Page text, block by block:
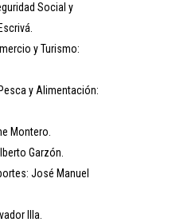
Social y
y Turismo:
y Alimentación:
Montero.
Garzón.
José Manuel
Illa.